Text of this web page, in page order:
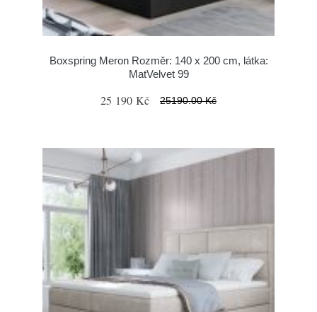
Boxspring Meron Rozměr: 140 x 200 cm, látka:
MatVelvet 99
25 190 Kč 25190.00 Kč